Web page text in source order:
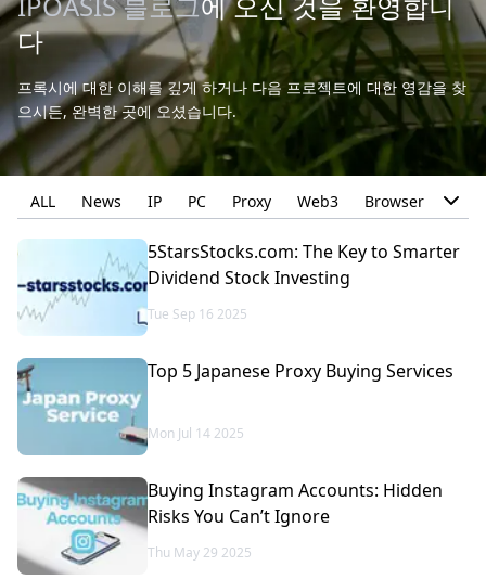
다
프록시에 대한 이해를 깊게 하거나 다음 프로젝트에 대한 영감을 찾
으시든, 완벽한 곳에 오셨습니다.
ALL News IP PC Proxy Web3 Browser
5StarsStocks.com: The Key to Smarter
Dividend Stock Investing
Tue Sep 16 2025
Top 5 Japanese Proxy Buying Services
Mon Jul 14 2025
Buying Instagram Accounts: Hidden
Risks You Can’t Ignore
Thu May 29 2025